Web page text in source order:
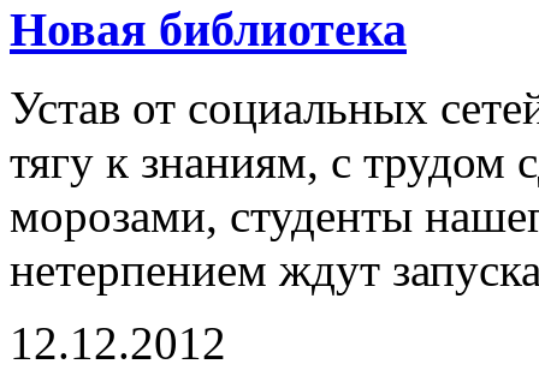
Новая библиотека
Устав от социальных
тягу к знаниям, с
морозами, студенты
нетерпением ждут
12.12.2012